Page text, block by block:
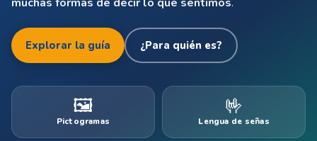
Explorar la guía ¿Para quién es?
🖼️
Pictogramas
🤟
Lengua de señas